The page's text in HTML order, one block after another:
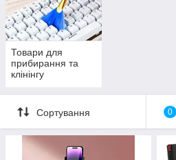
Товари для
прибирання та
клінінгу
Сортування 0